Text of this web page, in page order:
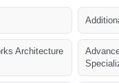
Architecture